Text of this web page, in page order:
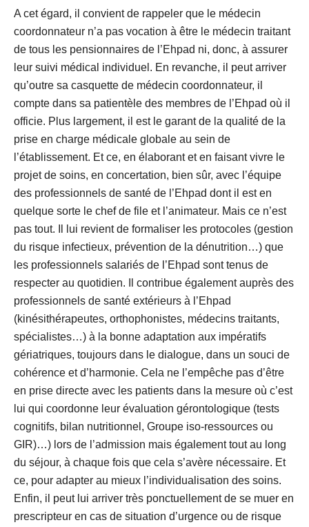
A cet égard, il convient de rappeler que le médecin
coordonnateur n’a pas vocation à être le médecin traitant
de tous les pensionnaires de l’Ehpad ni, donc, à assurer
leur suivi médical individuel. En revanche, il peut arriver
qu’outre sa casquette de médecin coordonnateur, il
compte dans sa patientèle des membres de l’Ehpad où il
officie. Plus largement, il est le garant de la qualité de la
prise en charge médicale globale au sein de
l’établissement. Et ce, en élaborant et en faisant vivre le
projet de soins, en concertation, bien sûr, avec l’équipe
des professionnels de santé de l’Ehpad dont il est en
quelque sorte le chef de file et l’animateur. Mais ce n’est
pas tout. Il lui revient de formaliser les protocoles (gestion
du risque infectieux, prévention de la dénutrition…) que
les professionnels salariés de l’Ehpad sont tenus de
respecter au quotidien. Il contribue également auprès des
professionnels de santé extérieurs à l’Ehpad
(kinésithérapeutes, orthophonistes, médecins traitants,
spécialistes…) à la bonne adaptation aux impératifs
gériatriques, toujours dans le dialogue, dans un souci de
cohérence et d’harmonie. Cela ne l’empêche pas d’être
en prise directe avec les patients dans la mesure où c’est
lui qui coordonne leur évaluation gérontologique (tests
cognitifs, bilan nutritionnel, Groupe iso-ressources ou
GIR)…) lors de l’admission mais également tout au long
du séjour, à chaque fois que cela s’avère nécessaire. Et
ce, pour adapter au mieux l’individualisation des soins.
Enfin, il peut lui arriver très ponctuellement de se muer en
prescripteur en cas de situation d’urgence ou de risque